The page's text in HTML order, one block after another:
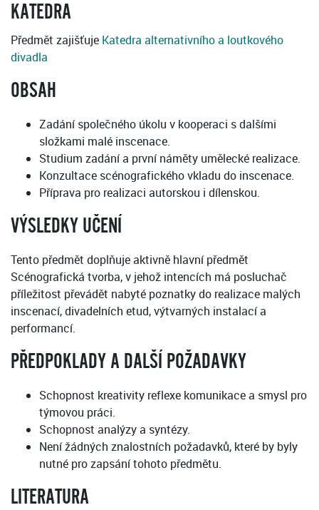
KATEDRA
Předmět zajišťuje Katedra alternativního a loutkového
divadla
OBSAH
Zadání společného úkolu v kooperaci s dalšími
složkami malé inscenace.
Studium zadání a první náměty umělecké realizace.
Konzultace scénografického vkladu do inscenace.
Příprava pro realizaci autorskou i dílenskou.
VÝSLEDKY UČENÍ
Tento předmět doplňuje aktivně hlavní předmět
Scénografická tvorba, v jehož intencích má posluchač
příležitost převádět nabyté poznatky do realizace malých
inscenací, divadelních etud, výtvarných instalací a
performancí.
PŘEDPOKLADY A DALŠÍ POŽADAVKY
Schopnost kreativity reflexe komunikace a smysl pro
týmovou práci.
Schopnost analýzy a syntézy.
Není žádných znalostních požadavků, které by byly
nutné pro zapsání tohoto předmětu.
LITERATURA